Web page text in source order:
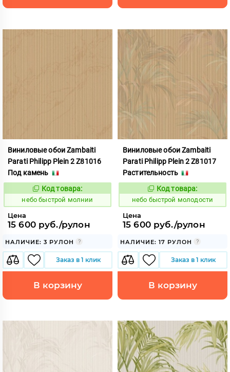
Виниловые обои Zambaiti
Parati Philipp Plein 2 Z81016
Под камень
1110428
Код товара:
небо быстрой молнии
Цена
15 600 руб./рулон
НАЛИЧИЕ: 3 РУЛОН
Заказ в 1 клик
В корзину
Виниловые обои Zambaiti
Parati Philipp Plein 2 Z81017
Растительность
1110429
Код товара:
небо быстрой молодости
Цена
15 600 руб./рулон
НАЛИЧИЕ: 17 РУЛОН
Заказ в 1 клик
В корзину